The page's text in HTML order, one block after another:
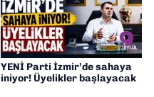
YENİ Parti İzmir’de sahaya
iniyor! Üyelikler başlayacak